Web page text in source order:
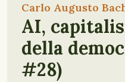
Carlo Augusto
AI,
della
#28)